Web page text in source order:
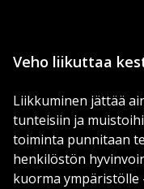
Veho liikuttaa
Liikkuminen jättää
tunteisiin ja
toiminta punnitaan
henkilöstön
kuorma ympäristölle